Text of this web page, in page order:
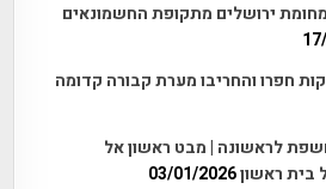
ירושלים מתקופת החשמונאים
חפרו והחריבו מערת קבורה קדומה
לראשונה | מבט ראשון אל
ראשון03/01/2026